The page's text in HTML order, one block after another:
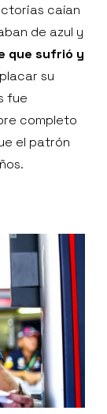
caían
de azul y
que sufrió y
su
fue
completo
el patrón